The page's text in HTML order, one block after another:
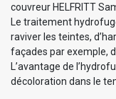
couvreur HELFRITT
Le traitement
raviver les teintes,
façades par exemple,
L’avantage de
décoloration dans le